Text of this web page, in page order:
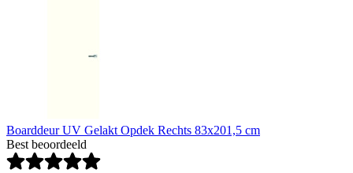
Boarddeur UV Gelakt Opdek Rechts 83x201,5 cm
Best beoordeeld